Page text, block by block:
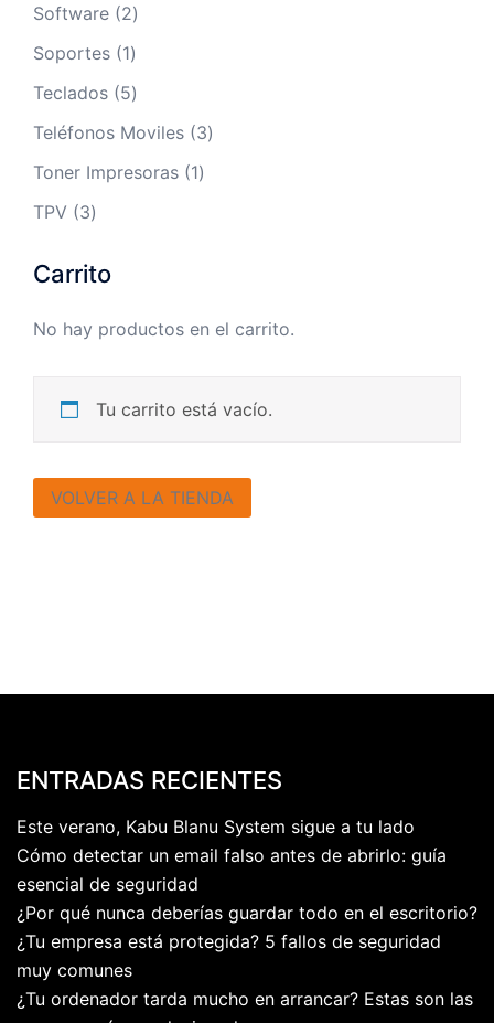
Software 22
Soportes 11
Teclados 55
productos
Teléfonos Moviles 33
Toner Impresoras 11
TPV 33
Carrito
No hay productos en el carrito.
Tu carrito está vacío.
VOLVER A LA TIENDA
ENTRADAS RECIENTES
Este verano, Kabu Blanu System sigue a tu lado
Cómo detectar un email falso antes de abrirlo: guía
esencial de seguridad
¿Por qué nunca deberías guardar todo en el escritorio?
¿Tu empresa está protegida? 5 fallos de seguridad
muy comunes
¿Tu ordenador tarda mucho en arrancar? Estas son las